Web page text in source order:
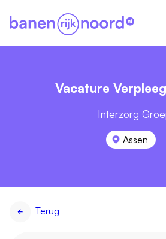
Vacature
Interzorg
Assen
Terug